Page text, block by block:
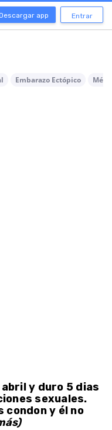
app Entrar
Embarazo Ectópico
y duro 5 dias
sexuales.
condon y él no